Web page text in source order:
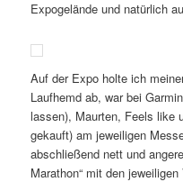
Expogelände und natürlich
Auf der Expo holte ich
Laufhemd ab, war bei
lassen), Maurten, Feels like
gekauft) am jeweiligen
abschließend nett und
Marathon“ mit den